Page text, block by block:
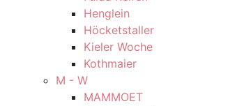
Henglein
Höcketstaller
Kieler Woche
Kothmaier
M - W
MAMMOET